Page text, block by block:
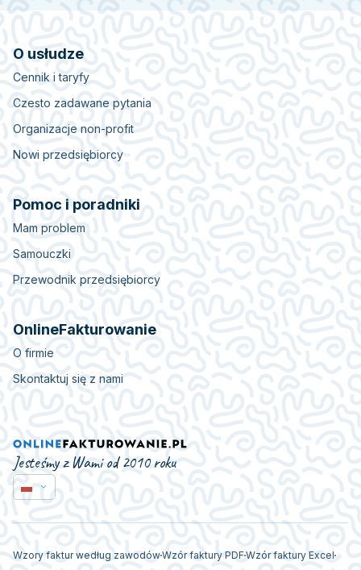
O usłudze
Cennik i taryfy
Czesto zadawane pytania
Organizacje non-profit
Nowi przedsiębiorcy
Pomoc i poradniki
Mam problem
Samouczki
Przewodnik przedsiębiorcy
OnlineFakturowanie
O firmie
Skontaktuj się z nami
Jesteśmy z Wami od 2010 roku
Wzory faktur według zawodówWzór faktury PDF Wzór faktury Excel